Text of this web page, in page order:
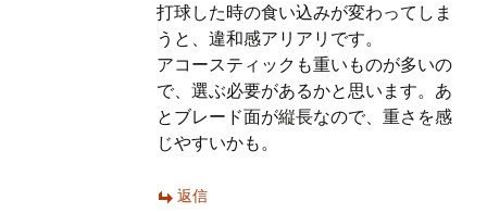
打球した時の食い込みが変わってしま
うと、違和感アリアリです。
アコースティックも重いものが多いの
で、選ぶ必要があるかと思います。あ
とブレード面が縦長なので、重さを感
じやすいかも。
返信